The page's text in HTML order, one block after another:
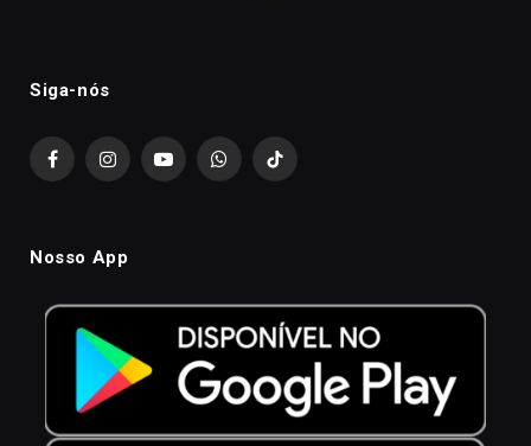
Siga-nós
FacebookInstagramYouTubeWhatsAppTikTok
Nosso App